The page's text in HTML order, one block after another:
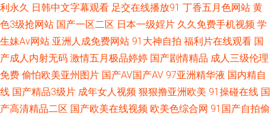
频 日韩欧美综合 91视频精品99 蜜臀嫩屄 亚洲99 超碰激情国产 午夜福利不
卡 91社久久网 久草成人 亚欧福利社 91祝频 久久视频香 手机岛国a 91熟女
爱爱 国产欧美香蕉视频 人人艹艹逼日韩 91免费网站观看 大香蕉伊人在线网
毛片夜夜91 欧美亚洲在线 久久有精品 豆花网站免费观看 国产成人国产精品
利永久 日韩中文字幕观看 足交在线播放91 丁香五月色网站 黄
色3级抢网站 国产一区二区 日本一级婬片 久久免费手机视频 学
生妹Av网站 亚洲人成免费网站 91大神自拍 福利片在线观看 国
产成人内射无码 激情五月极品婷婷 国产剧情精品 成人三级伦理
免费 偷怕欧美亚州图片 国产AV国产AV 97亚洲精华液 国内精自
线 国产精品3级片 成年女人视频 狠狠撸亚洲欧美 91操碰在线 国
产高清精品二区 国产欧美在线视频 欧美色综合网 91国产自拍偷